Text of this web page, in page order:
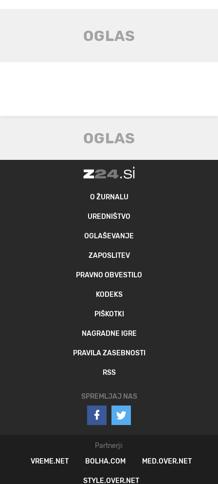
O ŽURNALU
UREDNIŠTVO
OGLAŠEVANJE
ZAPOSLITEV
PRAVNO OBVESTILO
KODEKS
PIŠKOTKI
NAGRADNE IGRE
PRAVILA ZASEBNOSTI
RSS
SPREMLJAJ NAS
Partnerji:
VREME.NET
BOLHA.COM MED.OVER.NET
STYLE.OVER.NET